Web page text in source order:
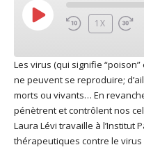
PLAY
EPISODE
1X
Apple Podcasts
Google Play
Podcast Addict
Spotify
SHARE
LINK
EMBED
Les virus (qui signifie
ne peuvent se reproduire;
morts ou vivants… En
pénètrent et contrôlent nos
Laura Lévi travaille à l’Institut
thérapeutiques contre le